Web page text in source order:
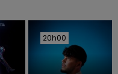
20h00
20h00